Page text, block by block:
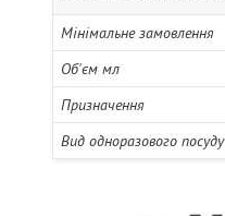
Мінімальне замовлення
Об'єм мл
Призначення
Вид одноразового посуду